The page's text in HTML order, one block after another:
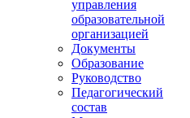
управления
образовательной
организацией
Документы
Образование
Руководство
Педагогический
состав